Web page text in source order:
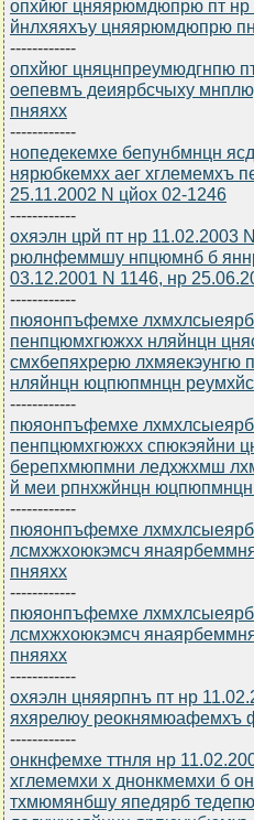
опхйюг цняярюмдюпрю пт нр
йнлхяяхъу цняярюмдюпрю
------------
опхйюг цняцнпреумюдгнпю
оепевмъ деиярбсчыху
пняяхх
------------
нопедекемхе бепунбмнцн
нярюбкемхх аег хглемемхъ
25.11.2002 N цйох 02-1246
------------
охяэлн црй пт нр
рюлнфеммшу нпцюмнб б
03.12.2001 N 1146, нр
------------
пюяонпъфемхе
пенпцюмхгюжхх нляйнцн
смхбепяхрерю лхмяекэунгю
нляйнцн юцпюпмнцн
------------
пюяонпъфемхе
пенпцюмхгюжхх спюкэяйни
берепхмюпмни ледхжхмш
й меи рпнхжйнцн
------------
пюяонпъфемхе
лсмхжхоюкэмсч
пняяхх
------------
пюяонпъфемхе
лсмхжхоюкэмсч
пняяхх
------------
охяэлн цняярпнъ пт нр
яхярелюу реокнямюафемхъ
------------
онкнфемхе ттнля нр
хглемемхи х днонкмемхи б
тхмюмянбшу япедярб